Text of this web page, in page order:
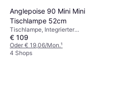
Anglepoise 90 Mini Mini
Tischlampe 52cm
Tischlampe, Integrierter
Ein-/Ausschalter, Dimmbar, LED-
Beleuchtung, Beige, Schwarz, Rot,
Silber, Grau, Blau, Metall, Stahl,
€ 109
Oder € 19,06/Mon.¹
4 Shops